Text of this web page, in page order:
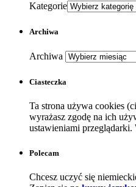
Kategorie
Archiwa
Archiwa
Ciasteczka
Ta strona używa cookies
wyrażasz zgodę na ich
ustawieniami przeglądarki.
Polecam
Chcesz uczyć się